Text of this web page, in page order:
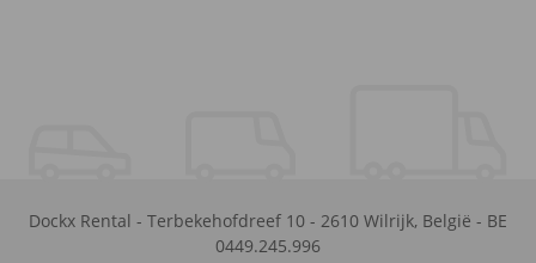
Dockx Rental - Terbekehofdreef 10 - 2610 Wilrijk, België - BE
0449.245.996